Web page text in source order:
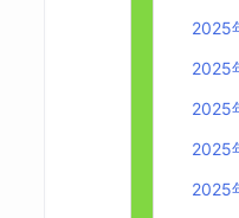
2025
2025
2025
2025
2025